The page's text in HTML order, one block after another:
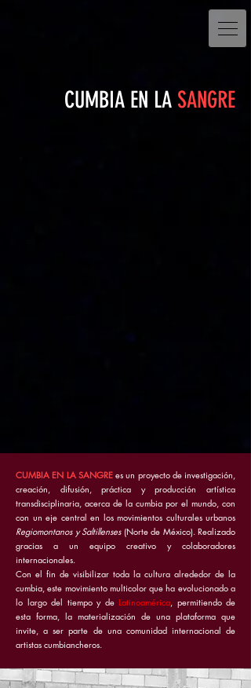
CUMBIA EN LA SANGRE
CUMBIA EN LA SANGRE es un proyecto de investigación,
creación, difusión, práctica y producción artística
transdisciplinaria, acerca de la cumbia por el mundo, con
con un eje central en los movimientos culturales urbanos
Regiomontanos y Saltillenses(Norte de México). Realizado
gracias a un equipo creativo y colaboradores
internacionales.
Con el fin de visibilizar toda la cultura alrededor de la
cumbia, este movimiento multicolor que ha evolucionado a
lo largo del tiempo y de Latinoamérica, permitiendo de
esta forma, la materialización de una plataforma que
invite, a ser parte de una comunidad internacional de
artistas cumbiancheros.